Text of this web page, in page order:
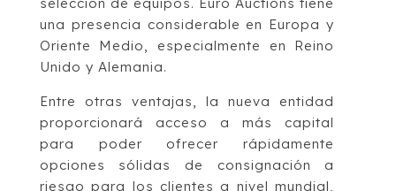
una presencia considerable en Europa y
Oriente Medio, especialmente en Reino
Unido y Alemania.
Entre otras ventajas, la nueva entidad
proporcionará acceso a más capital
para poder ofrecer rápidamente
opciones sólidas de consignación a
riesgo para los clientes a nivel mundial,